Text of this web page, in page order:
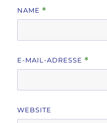
NAME *
E-MAIL-ADRESSE *
WEBSITE